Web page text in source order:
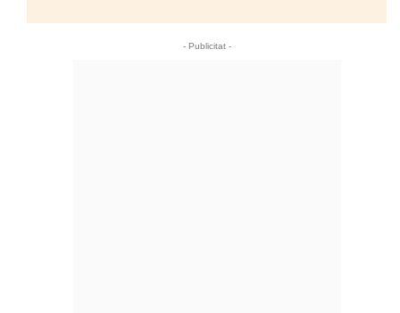
- Publicitat -